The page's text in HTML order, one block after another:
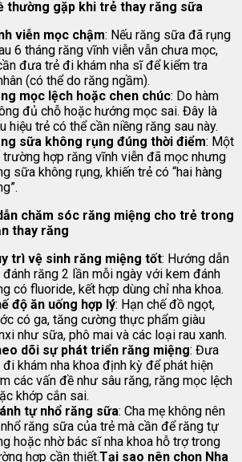
thường gặp khi trẻ thay răng sữa
viễn mọc chậm: Nếu răng sữa đã rụng
6 tháng răng vĩnh viễn vẫn chưa mọc,
đưa trẻ đi khám nha sĩ để kiểm tra
(có thể do răng ngầm).
mọc lệch hoặc chen chúc: Do hàm
đủ chỗ hoặc hướng mọc sai. Đây là
hiệu trẻ có thể cần niềng răng sau này.
sữa không rụng đúng thời điểm: Một
trường hợp răng vĩnh viễn đã mọc nhưng
sữa không rụng, khiến trẻ có “hai hàng
chăm sóc răng miệng cho trẻ trong
thay răng
trì vệ sinh răng miệng tốt: Hướng dẫn
đánh răng 2 lần mỗi ngày với kem đánh
có fluoride, kết hợp dùng chỉ nha khoa.
độ ăn uống hợp lý: Hạn chế đồ ngọt,
có ga, tăng cường thực phẩm giàu
như sữa, phô mai và các loại rau xanh.
dõi sự phát triển răng miệng: Đưa
đi khám nha khoa định kỳ để phát hiện
các vấn đề như sâu răng, răng mọc lệch
khớp cắn sai.
tự nhổ răng sữa: Cha mẹ không nên
răng sữa của trẻ mà cần để răng tự
hoặc nhờ bác sĩ nha khoa hỗ trợ trong
hợp cần thiết.Tại sao nên chọn Nha